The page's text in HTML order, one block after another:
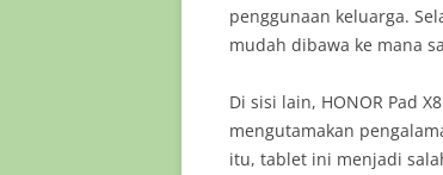
penggunaan keluarga.
mudah dibawa ke mana
Di sisi lain, HONOR Pad
mengutamakan
itu, tablet ini menjadi